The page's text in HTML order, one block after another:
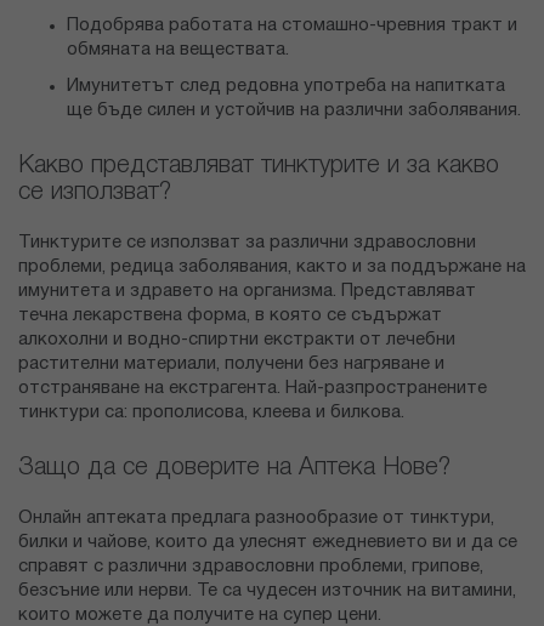
Подобрява работата на стомашно-чревния тракт и
обмяната на веществата.
Имунитетът след редовна употреба на напитката
ще бъде силен и устойчив на различни заболявания.
Какво представляват тинктурите и за какво
се използват?
Тинктурите се използват за различни здравословни
проблеми, редица заболявания, както и за поддържане на
имунитета и здравето на организма. Представляват
течна лекарствена форма, в която се съдържат
алкохолни и водно-спиртни екстракти от лечебни
растителни материали, получени без нагряване и
отстраняване на екстрагента. Най-разпространените
тинктури са: прополисова, клеева и билкова.
Защо да се доверите на Аптека Нове?
Онлайн аптеката предлага разнообразие от тинктури,
билки и чайове, които да улеснят ежедневието ви и да се
справят с различни здравословни проблеми, грипове,
безсъние или нерви. Те са чудесен източник на витамини,
които можете да получите на супер цени.